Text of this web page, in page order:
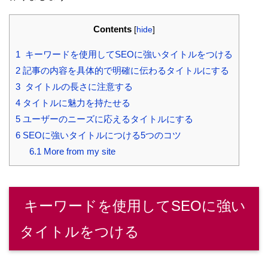
Contents [hide]
1 キーワードを使用してSEOに強いタイトルをつける
2 記事の内容を具体的で明確に伝わるタイトルにする
3 タイトルの長さに注意する
4 タイトルに魅力を持たせる
5 ユーザーのニーズに応えるタイトルにする
6 SEOに強いタイトルにつける5つのコツ
6.1 More from my site
キーワードを使用してSEOに強い
タイトルをつける